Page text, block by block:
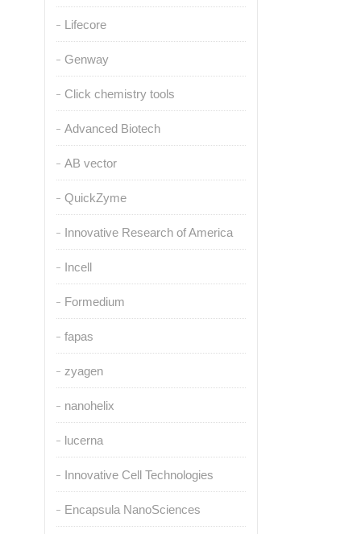
Lifecore
Genway
Click chemistry tools
Advanced Biotech
AB vector
QuickZyme
Innovative Research of America
Incell
Formedium
fapas
zyagen
nanohelix
lucerna
Innovative Cell Technologies
Encapsula NanoSciences